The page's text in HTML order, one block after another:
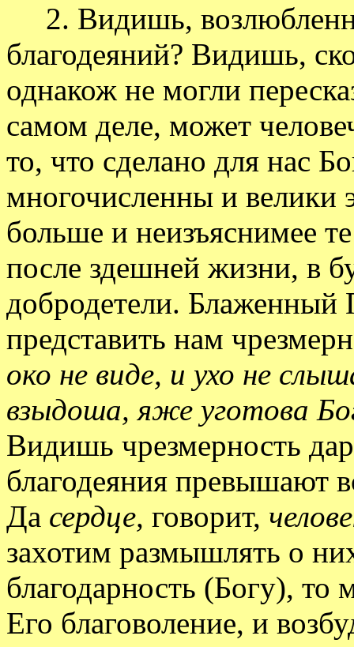
2. Видишь,
благодеяний? Видишь,
однакож не могли
самом деле, может
то, что сделано для нас
многочисленны и велики
больше и неизъяснимее
после здешней жизни, в
добродетели. Блаженный
представить нам
око не виде, и ухо не
взыдоша, яже уготова
Видишь чрезмерность
благодеяния превышают
Да сердце, говорит,
захотим размышлять о
благодарность (Богу),
Его благоволение, и